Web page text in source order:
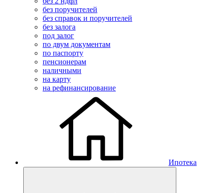
без поручителей
без справок и поручителей
без залога
под залог
по двум документам
по паспорту
пенсионерам
наличными
на карту
на рефинансирование
Ипотека